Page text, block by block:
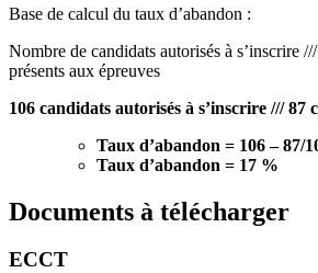
Base de calcul du taux d’abandon :
Nombre de candidats autorisés à s’inscrire
présents aux épreuves
106 candidats autorisés à s’inscrire /// 87
Taux d’abandon = 106 – 87/
Taux d’abandon = 17 %
Documents à télécharger
ECCT